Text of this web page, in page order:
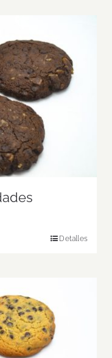
Detalles